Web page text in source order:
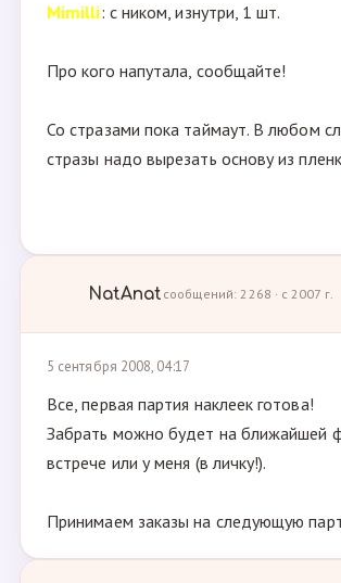
Mimilli: с ником, изнутри, 1 шт.
Про кого напутала, сообщайте!
Со стразами пока таймаут. В любом
стразы надо вырезать основу из
NatAnat сообщений: 2268 · с 2007 г.
5 сентября 2008, 04:17
Все, первая партия наклеек готова!
Забрать можно будет на ближайшей
встрече или у меня (в личку!).
Принимаем заказы на следующую